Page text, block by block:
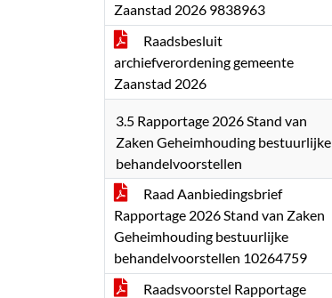
Zaanstad 2026 9838963
Raadsbesluit
archiefverordening gemeente
Zaanstad 2026
3.5 Rapportage 2026 Stand van
Zaken Geheimhouding bestuurlijke
behandelvoorstellen
Raad Aanbiedingsbrief
Rapportage 2026 Stand van Zaken
Geheimhouding bestuurlijke
behandelvoorstellen 10264759
Raadsvoorstel Rapportage